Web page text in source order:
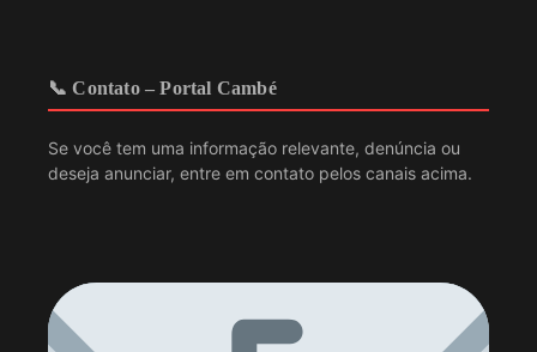
📞 Contato – Portal Cambé
Se você tem uma informação relevante, denúncia ou
deseja anunciar, entre em contato pelos canais acima.